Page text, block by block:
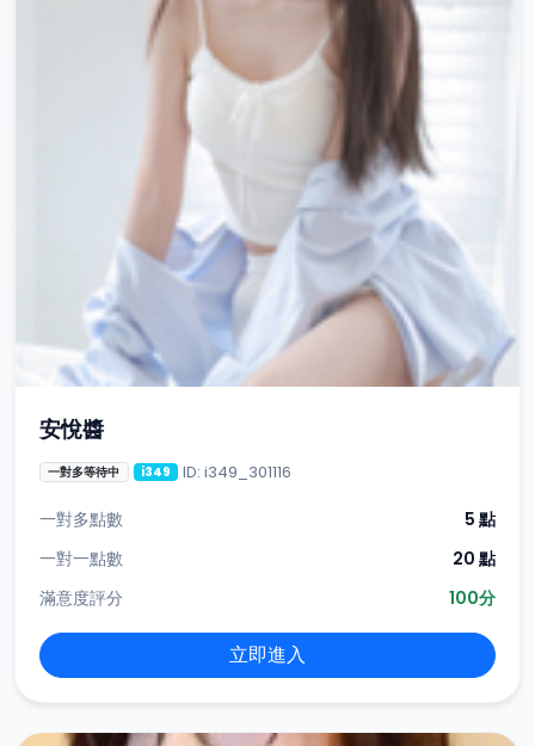
安悅醬
一對多等待中 i349 ID: i349_301116
一對多點數
5 點
一對一點數
20 點
滿意度評分
100分
立即進入